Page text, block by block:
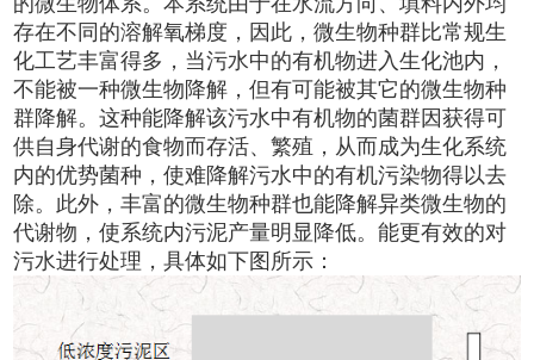
存在不同的溶解氧梯度，因此，微生物种群比常规生
化工艺丰富得多，当污水中的有机物进入生化池内，
不能被一种微生物降解，但有可能被其它的微生物种
群降解。这种能降解该污水中有机物的菌群因获得可
供自身代谢的食物而存活、繁殖，从而成为生化系统
内的优势菌种，使难降解污水中的有机污染物得以去
除。此外，丰富的微生物种群也能降解异类微生物的
代谢物，使系统内污泥产量明显降低。能更有效的对
污水进行处理，具体如下图所示：